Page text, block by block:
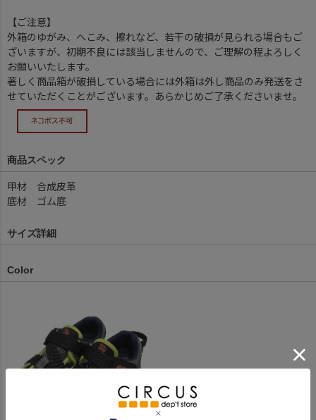
【ご注意】
外箱のゆがみ、へこみ、擦れなど、若干の破損が見られる場合もご
ざいますが、初期不良には該当しませんので、ご理解の程よろしく
お願いいたします。
著しく商品箱が破損している場合には外箱は外し商品のみ発送をさ
せていただくことがございます。あらかじめご了承くださいませ。
商品スペック
甲材 合成皮革
底材 ゴム底
サイズ詳細
Color